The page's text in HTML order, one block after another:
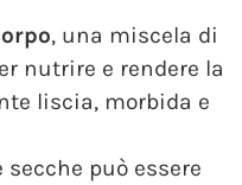
, una miscela di
nutrire e rendere la
liscia, morbida e
può essere